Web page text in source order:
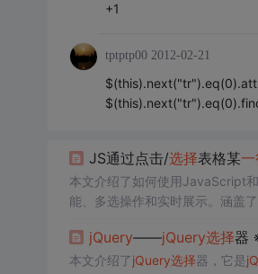
+1
tptptp00 2012-02-21
JS通过点击/选择表格某一
本文介绍了如何使用JavaScript和
能、多选操作和实时展示。涵盖
jQuery——jQuery选择器
本文介绍了jQuery选择器，它是